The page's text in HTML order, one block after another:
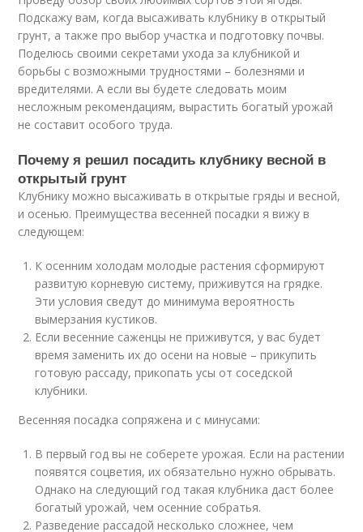
Подскажу вам, когда высаживать клубнику в открытый
грунт, а также про выбор участка и подготовку почвы.
Поделюсь своими секретами ухода за клубникой и
борьбы с возможными трудностями – болезнями и
вредителями. А если вы будете следовать моим
несложным рекомендациям, вырастить богатый урожай
не составит особого труда.
Почему я решил посадить клубнику весной в
открытый грунт
Клубнику можно высаживать в открытые гряды и весной,
и осенью. Преимущества весенней посадки я вижу в
следующем:
К осенним холодам молодые растения сформируют
развитую корневую систему, приживутся на грядке.
Эти условия сведут до минимума вероятность
вымерзания кустиков.
Если весенние саженцы не приживутся, у вас будет
время заменить их до осени на новые – прикупить
готовую рассаду, прикопать усы от соседской
клубники.
Весенняя посадка сопряжена и с минусами:
В первый год вы не соберете урожая. Если на растении
появятся соцветия, их обязательно нужно обрывать.
Однако на следующий год такая клубника даст более
богатый урожай, чем осенние собратья.
Разведение рассадой несколько сложнее, чем